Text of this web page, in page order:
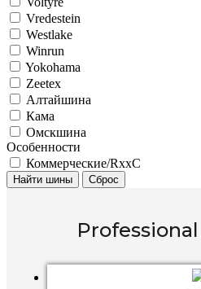
Vredestein
Westlake
Winrun
Yokohama
Zeetex
Алтайшина
Кама
Омскшина
Особенности
Коммерческие/RxxC
Найти шины Сброс